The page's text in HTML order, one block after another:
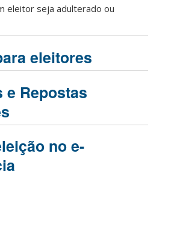
eleitor seja adulterado ou
eleitores
e Repostas
no e-